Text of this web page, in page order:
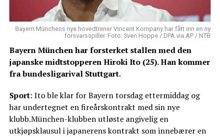
Bayern Münchens nye hovedtrener Vincent Kompany har fått inn en ny
forsvarsspiller. Foto: Sven Hoppe / DPA via AP / NTB
Bayern München har forsterket stallen med den
japanske midtstopperen Hiroki Ito (25). Han kommer
fra bundesligarival Stuttgart.
Sport: Ito ble klar for Bayern torsdag ettermiddag og
har undertegnet en fireårskontrakt med sin nye
klubb.München-klubben utløste angivelig en
utkjøpsklausul i japanerens kontrakt som innebærer en